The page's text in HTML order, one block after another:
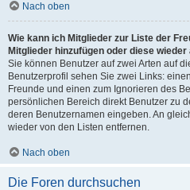
Nach oben
Wie kann ich Mitglieder zur Liste der
Mitglieder hinzufügen oder diese
Sie können Benutzer auf zwei Arten auf
Benutzerprofil sehen Sie zwei Links:
Freunde und einen zum Ignorieren des
persönlichen Bereich direkt Benutzer zu
deren Benutzernamen eingeben. An
wieder von den Listen entfernen.
Nach oben
Die Foren durchsuchen